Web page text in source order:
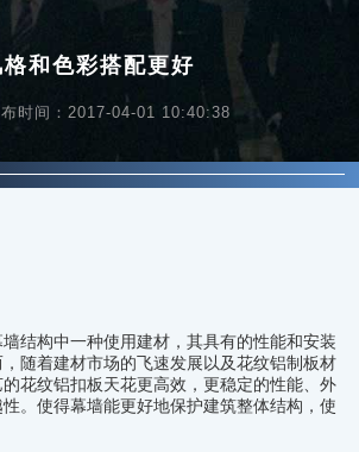
和色彩搭配更好
时间：2017-04-01 10:40:38
结构中一种使用建材，其具有的性能和安装
随着建材市场的飞速发展以及花纹铝制板材
花纹铝扣板天花更高效，更稳定的性能、外
。使得幕墙能更好地保护建筑整体结构，使